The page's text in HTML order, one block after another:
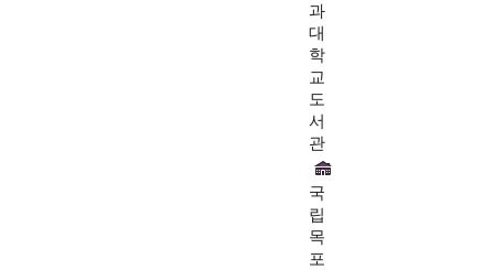
과
대
학
교
도
서
관
국
립
목
포